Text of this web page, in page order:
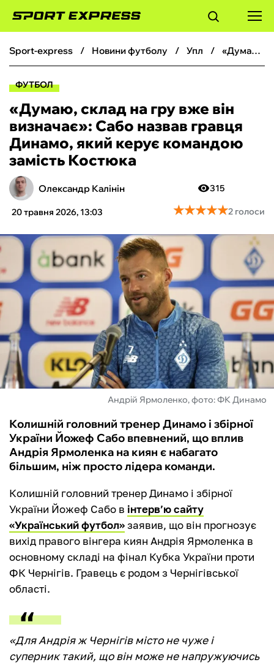
ФУТБОЛ
БОКС
ХОКЕЙ
ТЕНІС
КІБЕРСПОРТ
ЧС-2026
ФУТЗАЛ
ІНШІ
БУКМЕКЕРИ
sport-express новини футболу упл «Думаю, склад на гру вже він визначає»: Сабо назвав гравця Динамо, який керує командою замість Костюка
ФУТБОЛ
«Думаю, склад на гру вже він
визначає»: Сабо назвав гравця
Динамо, який керує командою
замість Костюка
Олександр Калінін
20 травня 2026, 13:03
315
★★★★★
★★★★★2 голоси
Андрій Ярмоленко, фото: ФК Динамо
Колишній головний тренер Динамо і збірної
України Йожеф Сабо впевнений, що вплив
Андрія Ярмоленка на киян є набагато
більшим, ніж просто лідера команди.
Колишній головний тренер Динамо і збірної
України Йожеф Сабо в інтерв’ю сайту
«Український футбол»заявив, що він прогнозує
вихід правого вінгера киян Андрія Ярмоленка в
основному складі на фінал Кубка України проти
ФК Чернігів. Гравець є родом з Чернігівської
області.
«Для Андрія ж Чернігів місто не чуже і
суперник такий, що він може не напружуючись